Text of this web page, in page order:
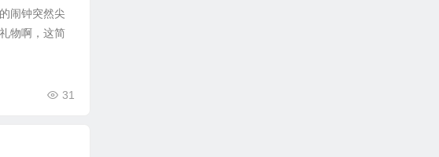
闹钟突然尖
物啊，这简
31